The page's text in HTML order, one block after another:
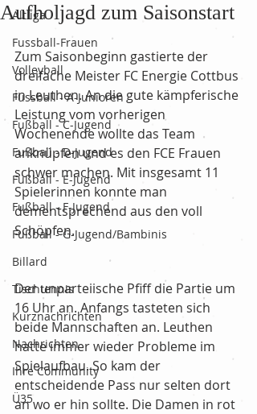
Altliga
Fussball-Frauen
Volleyball
Fussball - A-Junioren
Fußball - C-Jugend
Fußball - D-Jugend
Fußball - E-Jugend
Fußball - F-Jugend
Fußball - G-Jugend/Bambinis
Billard
Tischtennis
Kurznachrichten
Nachrichten
Ihre Community
Ü35
Aufholjagd zum Saisonstart
Zum Saisonbeginn gastierte der
dreifache Meister FC Energie Cottbus
in Leuthen. An die gute kämpferische
Leistung vom vorherigen
Wochenende wollte das Team
anknüpfen und es den FCE Frauen
schwer machen. Mit insgesamt 11
Spielerinnen konnte man
dementsprechend aus den voll
Schöpfen.
Der unparteiische Pfiff die Partie um
16 Uhr an. Anfangs tasteten sich
beide Mannschaften an. Leuthen
hatte immer wieder Probleme im
Spielaufbau. So kam der
entscheidende Pass nur selten dort
an wo er hin sollte. Die Damen in rot